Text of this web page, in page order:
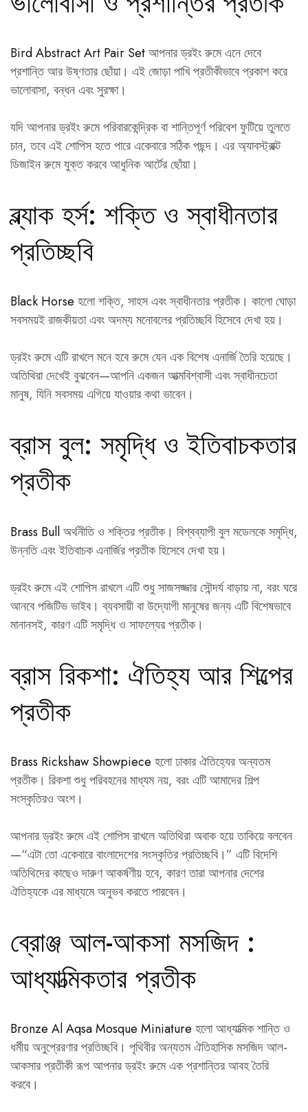
Bird Abstract Art Pair Setআপনার ড্রইং রুমে এনে দেবে
প্রশান্তি আর উষ্ণতার ছোঁয়া। এই জোড়া পাখি প্রতীকীভাবে প্রকাশ করে
ভালোবাসা, বন্ধন এবং সুরক্ষা।
যদি আপনার ড্রইং রুমে পরিবারকেন্দ্রিক বা শান্তিপূর্ণ পরিবেশ ফুটিয়ে তুলতে
চান, তবে এই শোপিস হতে পারে একেবারে সঠিক পছন্দ। এর অ্যাবস্ট্রাক্ট
ডিজাইন রুমে যুক্ত করবে আধুনিক আর্টের ছোঁয়া।
ব্ল্যাক হর্স: শক্তি ও স্বাধীনতার
প্রতিচ্ছবি
Black Horse হলো শক্তি, সাহস এবং স্বাধীনতার প্রতীক। কালো ঘোড়া
সবসময়ই রাজকীয়তা এবং অদম্য মনোবলের প্রতিচ্ছবি হিসেবে দেখা হয়।
ড্রইং রুমে এটি রাখলে মনে হবে রুমে যেন এক বিশেষ এনার্জি তৈরি হয়েছে।
অতিথিরা দেখেই বুঝবেন—আপনি একজন আত্মবিশ্বাসী এবং স্বাধীনচেতা
মানুষ, যিনি সবসময় এগিয়ে যাওয়ার কথা ভাবেন।
ব্রাস বুল: সমৃদ্ধি ও ইতিবাচকতার
প্রতীক
Brass Bullঅর্থনীতি ও শক্তির প্রতীক। বিশ্বব্যাপী বুল মডেলকে সমৃদ্ধি,
উন্নতি এবং ইতিবাচক এনার্জির প্রতীক হিসেবে দেখা হয়।
ড্রইং রুমে এই শোপিস রাখলে এটি শুধু সাজসজ্জার সৌন্দর্য বাড়ায় না, বরং ঘরে
আনবে পজিটিভ ভাইব। ব্যবসায়ী বা উদ্যোগী মানুষের জন্য এটি বিশেষভাবে
মানানসই, কারণ এটি সমৃদ্ধি ও সাফল্যের প্রতীক।
ব্রাস রিকশা: ঐতিহ্য আর শিল্পের
প্রতীক
Brass Rickshaw Showpiece হলো ঢাকার ঐতিহ্যের অন্যতম
প্রতীক। রিকশা শুধু পরিবহনের মাধ্যম নয়, বরং এটি আমাদের শিল্প
সংস্কৃতিরও অংশ।
আপনার ড্রইং রুমে এই শোপিস রাখলে অতিথিরা অবাক হয়ে তাকিয়ে বলবেন
—“এটা তো একেবারে বাংলাদেশের সংস্কৃতির প্রতিচ্ছবি।” এটি বিদেশি
অতিথিদের কাছেও দারুণ আকর্ষণীয় হবে, কারণ তারা আপনার দেশের
ঐতিহ্যকে এর মাধ্যমে অনুভব করতে পারবেন।
ব্রোঞ্জ আল-আকসা মসজিদ :
আধ্যাত্মিকতার প্রতীক
Bronze Al Aqsa Mosque Miniature হলো আধ্যাত্মিক শান্তি ও
ধর্মীয় অনুপ্রেরণার প্রতিচ্ছবি। পৃথিবীর অন্যতম ঐতিহাসিক মসজিদ আল-
আকসার প্রতীকী রূপ আপনার ড্রইং রুমে এক প্রশান্তির আবহ তৈরি
করবে।